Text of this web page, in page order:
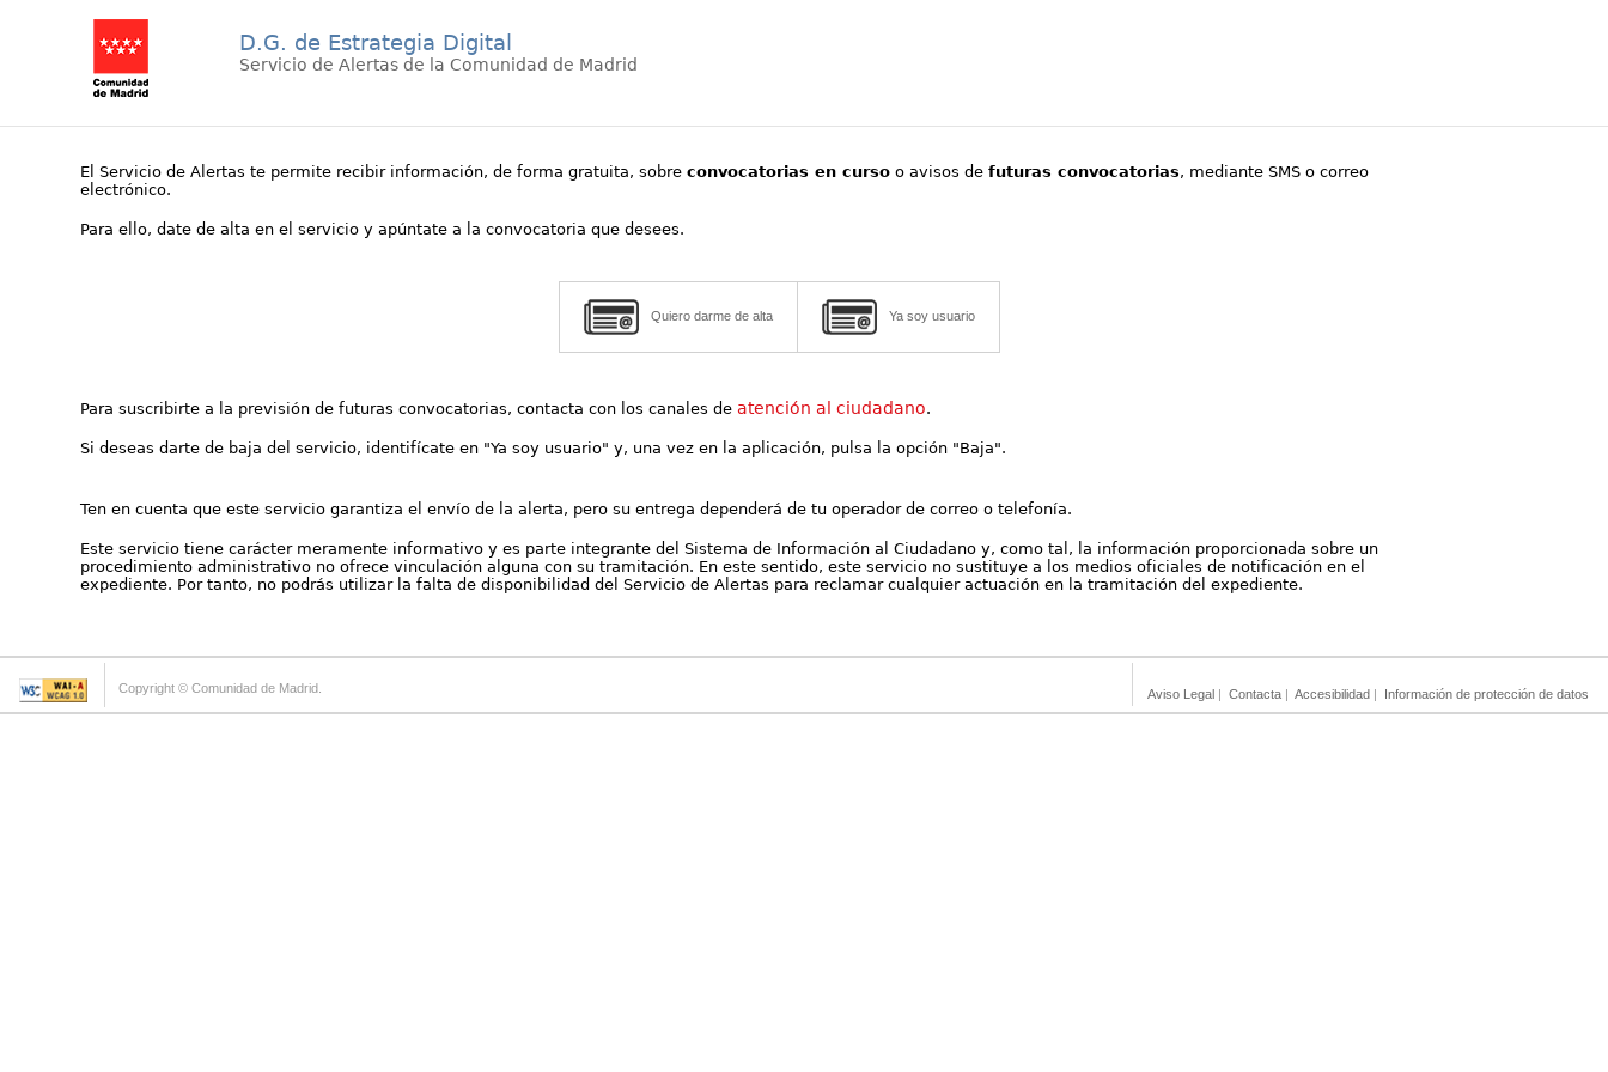
D.G. de Estrategia Digital
Servicio de Alertas de la Comunidad de Madrid
El Servicio de Alertas te permite recibir información, de forma gratuita, sobreconvocatorias en curso o avisos defuturas convocatorias, mediante SMS o correo
electrónico.
Para ello, date de alta en el servicio y apúntate a la convocatoria que desees.
Quiero darme de alta Ya soy usuario
Para suscribirte a la previsión de futuras convocatorias, contacta con los canales deatención al ciudadano.
Si deseas darte de baja del servicio, identifícate en "Ya soy usuario" y, una vez en la aplicación, pulsa la opción "Baja".
Ten en cuenta que este servicio garantiza el envío de la alerta, pero su entrega dependerá de tu operador de correo o telefonía.
Este servicio tiene carácter meramente informativo y es parte integrante del Sistema de Información al Ciudadano y, como tal, la información proporcionada sobre un
procedimiento administrativo no ofrece vinculación alguna con su tramitación. En este sentido, este servicio no sustituye a los medios oficiales de notificación en el
expediente. Por tanto, no podrás utilizar la falta de disponibilidad del Servicio de Alertas para reclamar cualquier actuación en la tramitación del expediente.
Copyright © Comunidad de Madrid. Aviso Legal | Contacta | Accesibilidad | Información de protección de datos